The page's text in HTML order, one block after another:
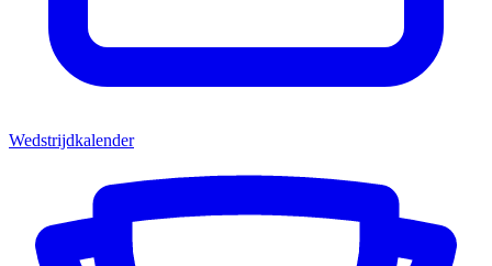
Wedstrijdkalender